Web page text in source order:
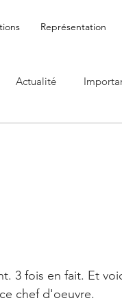
Représentation
Actualité
3 fois en fait. Et
chef d'oeuvre.